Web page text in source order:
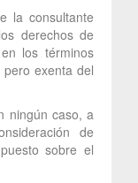
la consultante
derechos de
los términos
exenta del
ningún caso, a
de
sobre el